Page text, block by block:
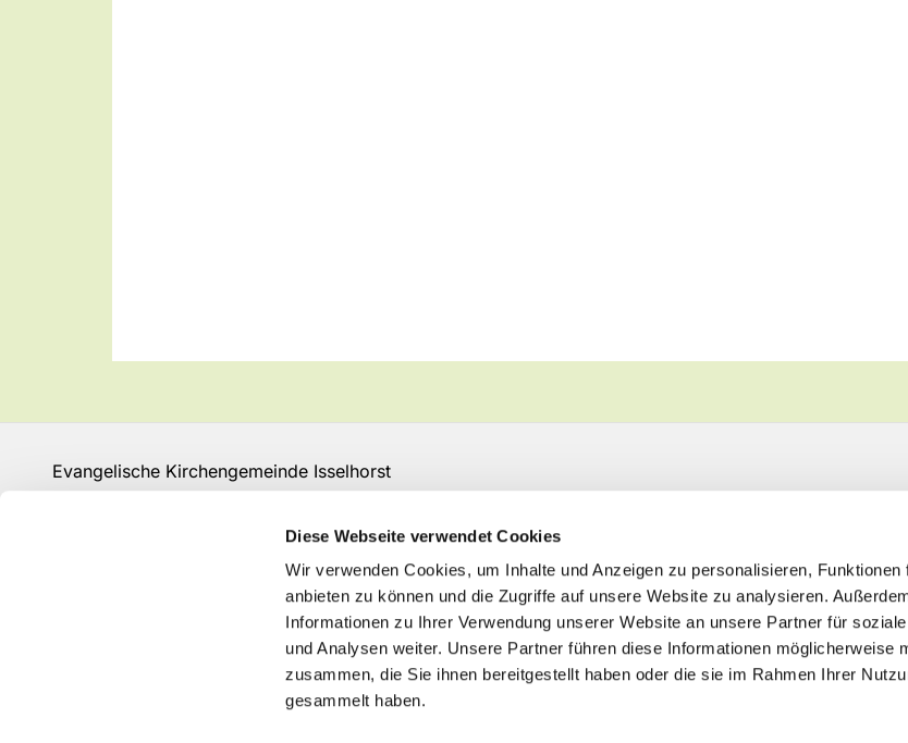
Diese Webseite verwendet Cookies
Wir verwenden Cookies, um Inhalte und Anzeigen zu personalisieren, Funktionen
anbieten zu können und die Zugriffe auf unsere Website zu analysieren.
Informationen zu Ihrer Verwendung unserer Website an unsere Partner für
und Analysen weiter. Unsere Partner führen diese Informationen möglicherweise
zusammen, die Sie ihnen bereitgestellt haben oder die sie im Rahmen Ihrer
gesammelt haben.
Evangelische Kirchengemeinde Isselhorst
GT-KG-Isselhorst@kk-ekvw.de